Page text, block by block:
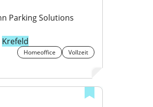
Parking Solutions
Krefeld
Homeoffice Vollzeit